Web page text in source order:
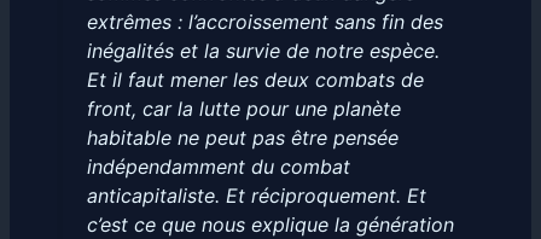
extrêmes : l’accroissement sans fin des
inégalités et la survie de notre espèce.
Et il faut mener les deux combats de
front, car la lutte pour une planète
habitable ne peut pas être pensée
indépendamment du combat
anticapitaliste. Et réciproquement. Et
c’est ce que nous explique la génération